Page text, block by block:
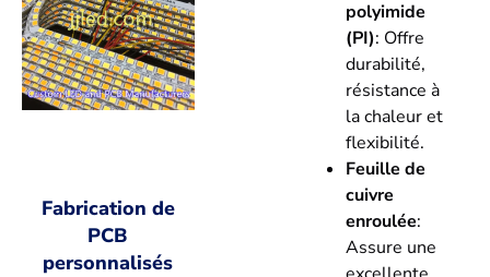
Fabrication de
PCB
personnalisés
polyimide
(PI): Offre
durabilité,
résistance à
la chaleur et
flexibilité.
Feuille de
cuivre
enroulée:
Assure une